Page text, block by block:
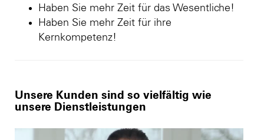
Haben Sie mehr Zeit für das Wesentliche!
Haben Sie mehr Zeit für ihre
Kernkompetenz!
Unsere Kunden sind so vielfältig wie
unsere Dienstleistungen